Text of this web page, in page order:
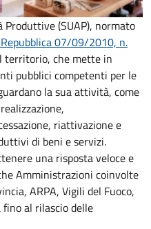
(SUAP), normato
07/09/2010, n.
territorio, che mette in
pubblici competenti per le
la sua attività, come
riattivazione e
di beni e servizi.
una risposta veloce e
Amministrazioni coinvolte
ARPA, Vigili del Fuoco,
fino al rilascio delle